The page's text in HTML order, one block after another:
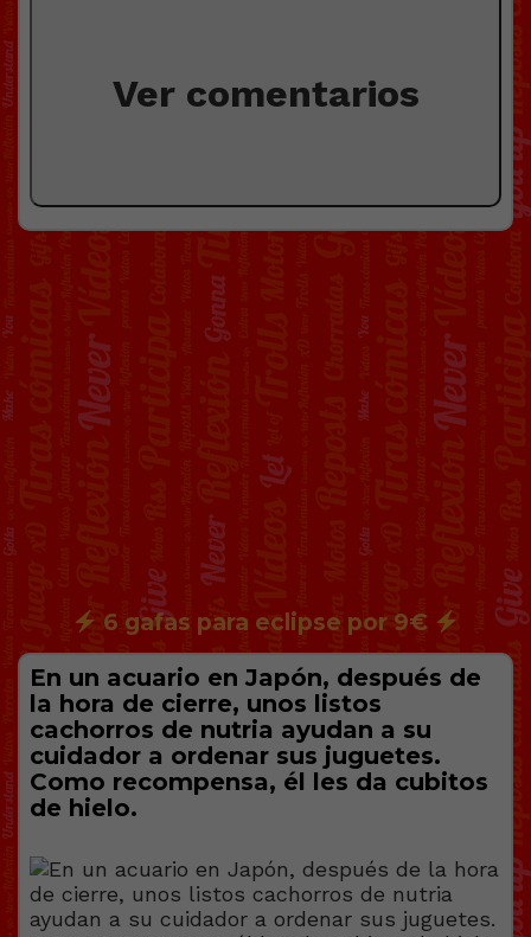
Ver comentarios
6 gafas para eclipse por 9€
En un acuario en Japón, después de
la hora de cierre, unos listos
cachorros de nutria ayudan a su
cuidador a ordenar sus juguetes.
Como recompensa, él les da cubitos
de hielo.